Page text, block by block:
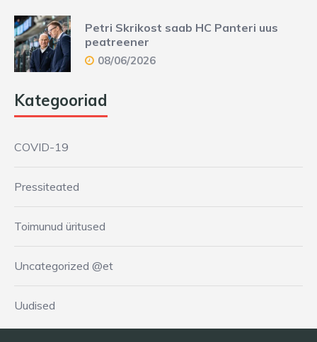
Petri Skrikost saab HC Panteri uus
peatreener
08/06/2026
Kategooriad
COVID-19
Pressiteated
Toimunud üritused
Uncategorized @et
Uudised